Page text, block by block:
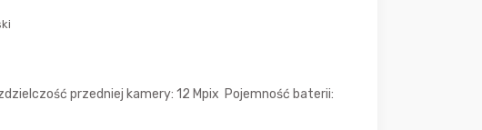
przedniej kamery: 12 Mpix Pojemność baterii: